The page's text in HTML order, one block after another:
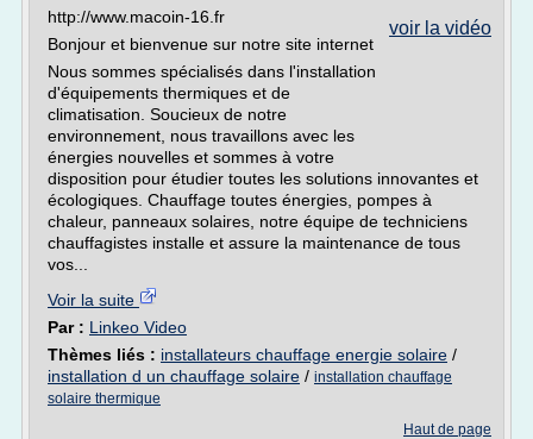
voir la vidéo
http://www.macoin-16.fr
Bonjour et bienvenue sur notre site internet
Nous sommes spécialisés dans l'installation
d'équipements thermiques et de
climatisation. Soucieux de notre
environnement, nous travaillons avec les
énergies nouvelles et sommes à votre
disposition pour étudier toutes les solutions innovantes et
écologiques. Chauffage toutes énergies, pompes à
chaleur, panneaux solaires, notre équipe de techniciens
chauffagistes installe et assure la maintenance de tous
vos...
Voir la suite
Par : Linkeo Video
Thèmes liés : installateurs chauffage energie solaire /
installation d un chauffage solaire / installation chauffage
solaire thermique
Haut de page